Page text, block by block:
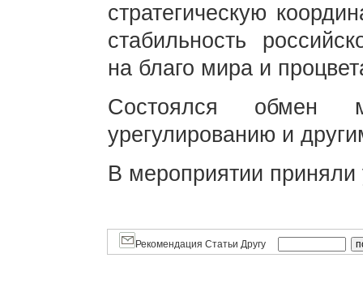
стратегическую
стабильность
на благо мира и
Состоялся обмен
урегулированию и
В мероприятии
Рекомендация Статьи Другу